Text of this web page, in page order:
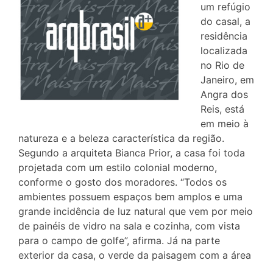
um refúgio
do casal, a
residência
localizada
no Rio de
Janeiro, em
Angra dos
Reis, está
em meio à
natureza e a beleza característica da região.
Segundo a arquiteta Bianca Prior, a casa foi toda
projetada com um estilo colonial moderno,
conforme o gosto dos moradores. “Todos os
ambientes possuem espaços bem amplos e uma
grande incidência de luz natural que vem por meio
de painéis de vidro na sala e cozinha, com vista
para o campo de golfe”, afirma. Já na parte
exterior da casa, o verde da paisagem com a área